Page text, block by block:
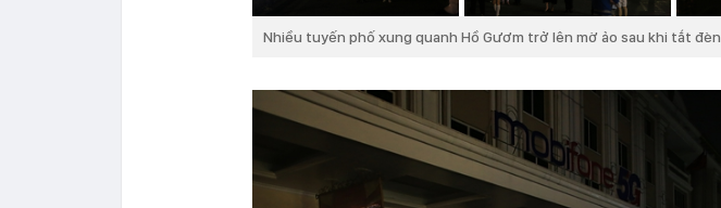
Nhiều tuyến phố xung quanh Hồ Gươm trở lên mờ ảo sau khi tắt đèn